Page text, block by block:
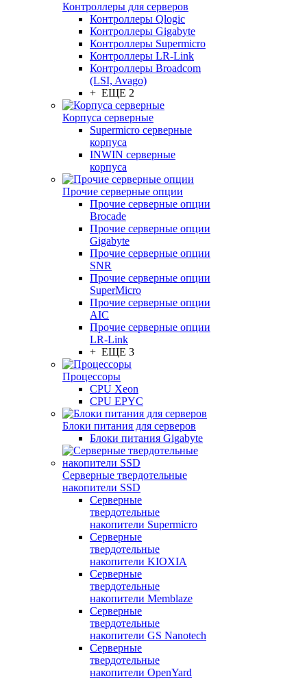
Контроллеры для серверов
Контроллеры Qlogic
Контроллеры Gigabyte
Контроллеры Supermicro
Контроллеры LR-Link
Контроллеры Broadcom
(LSI, Avago)
+ ЕЩЕ 2
Корпуса серверные
Supermicro серверные
корпуса
INWIN серверные
корпуса
Прочие серверные опции
Прочие серверные опции
Brocade
Прочие серверные опции
Gigabyte
Прочие серверные опции
SNR
Прочие серверные опции
SuperMicro
Прочие серверные опции
AIC
Прочие серверные опции
LR-Link
+ ЕЩЕ 3
Процессоры
CPU Xeon
CPU EPYC
Блоки питания для серверов
Блоки питания Gigabyte
Серверные твердотельные
накопители SSD
Cерверные
твердотельные
накопители Supermicro
Cерверные
твердотельные
накопители KIOXIA
Cерверные
твердотельные
накопители Memblaze
Cерверные
твердотельные
накопители GS Nanotech
Серверные
твердотельные
накопители OpenYard